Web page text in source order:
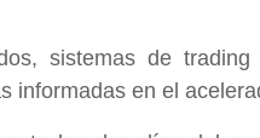
sistemas de trading
informadas en el